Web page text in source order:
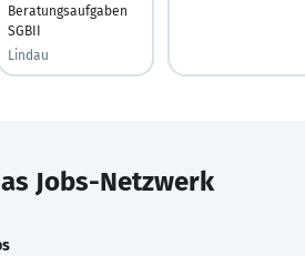
Beratungsaufgaben
SGBII
Lindau
Jobs-Netzwerk